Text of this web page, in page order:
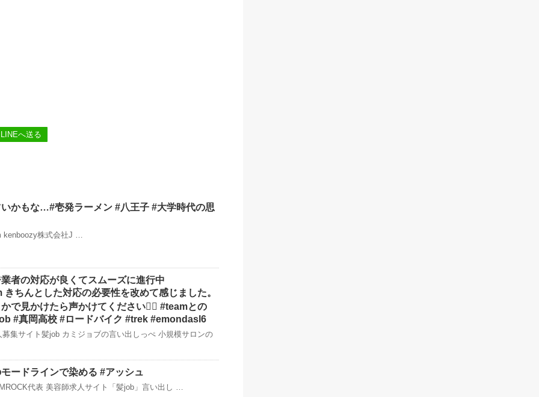
LINEへ送る
かもな…#壱発ラーメン #八王子 #大学時代の思
kenboozy株式会社J …
者の対応が良くてスムーズに進行中
ちんとした対応の必要性を改めて感じました。
で見かけたら声かけてください🚴‍♂️ #teamとの
#真岡高校 #ロードバイク #trek #emondasl6
集サイト髪job カミジョブの言い出しっぺ 小規模サロンの
ードラインで染める #アッシュ
代表 美容師求人サイト「髪job」言い出し …